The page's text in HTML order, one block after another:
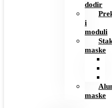
dodir
i
moduli
maske
maske